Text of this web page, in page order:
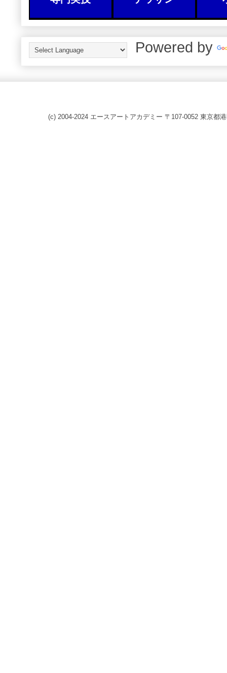
Powered by
(c) 2004-2024 エースアートアカデミー 〒107-0052 東京都